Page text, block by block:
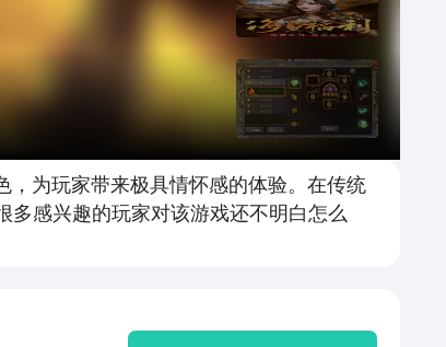
，为玩家带来极具情怀感的体验。在传统
多感兴趣的玩家对该游戏还不明白怎么